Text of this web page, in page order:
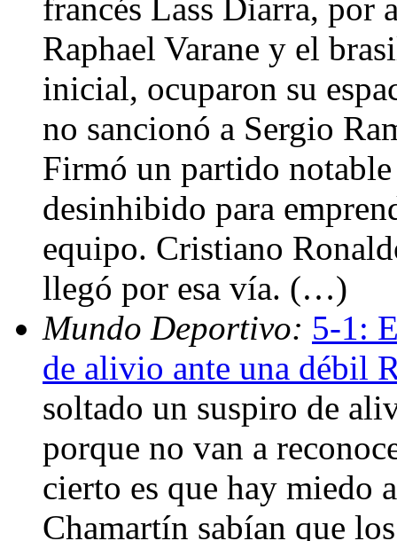
francés Lass Diarra, por
Raphael Varane y el
inicial, ocuparon su
no sancionó a Sergio
Firmó un partido
desinhibido para
equipo. Cristiano
llegó por esa vía. (…)
Mundo Deportivo: 5-1:
de alivio ante una débil
soltado un suspiro de
porque no van a
cierto es que hay miedo
Chamartín sabían que